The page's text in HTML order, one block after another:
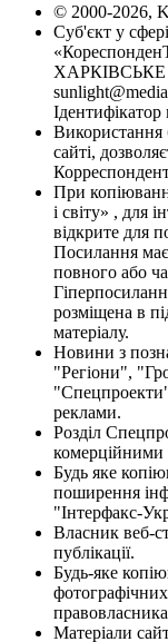
© 2000-2026,
Суб'єкт у
ХАРКІВСЬКЕ
Використання
сайті,
При
і світу» , для
відкрите для
Посилання має
повного або
розміщена в
матеріалу.
Новини з
"Регіони",
реклами.
Розділ
комерційними
Будь яке
поширення
"Інтерфакс-
Власник веб-
публікації.
Будь-яке
фотографічних
Матеріали